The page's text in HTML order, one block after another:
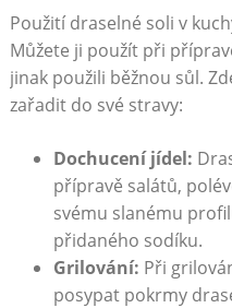
Použití draselné soli v
Můžete ji použít při
jinak použili běžnou sůl.
zařadit do své stravy:
Dochucení jídel:
přípravě salátů,
svému slanému
přidaného sodíku.
Grilování: Při
posypat pokrmy